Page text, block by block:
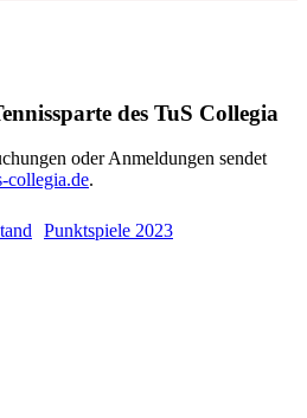
des TuS Collegia
oder Anmeldungen sendet
collegia.de.
Punktspiele 2023